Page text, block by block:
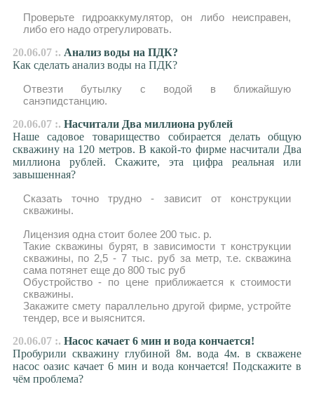
Проверьте гидроаккумулятор, он либо неисправен,
либо его надо отрегулировать.
20.06.07 :. Анализ воды на ПДК?
Как сделать анализ воды на ПДК?
Отвезти бутылку с водой в ближайшую
санэпидстанцию.
20.06.07 :. Насчитали Два миллиона рублей
Наше садовое товарищество собирается делать общую
скважину на 120 метров. В какой-то фирме насчитали Два
миллиона рублей. Скажите, эта цифра реальная или
завышенная?
Сказать точно трудно - зависит от конструкции
скважины.
Лицензия одна стоит более 200 тыс. р.
Такие скважины бурят, в зависимости т конструкции
скважины, по 2,5 - 7 тыс. руб за метр, т.е. скважина
сама потянет еще до 800 тыс руб
Обустройство - по цене приближается к стоимости
скважины.
Закажите смету параллельно другой фирме, устройте
тендер, все и выяснится.
20.06.07 :. Насос качает 6 мин и вода кончается!
Пробурили скважину глубиной 8м. вода 4м. в скважене
насос оазис качает 6 мин и вода кончается! Подскажите в
чём проблема?